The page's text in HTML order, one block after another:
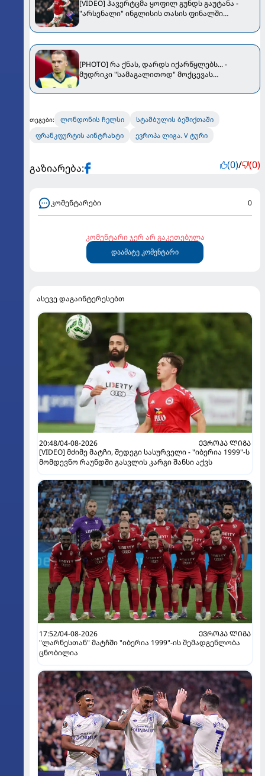
[VIDEO] ჰავერტცმა ყოფილ გუნდს გაუტანა -
"არსენალი" ინგლისის თასის ფინალში
[PHOTO] რა ქნას, დარდს იქარწყლებს... -
მუდრიკი "სამაგალითოდ" მოქცევას
თეგები: ლონდონის ჩელსი
სტამბულის ბეშიქთაში
ფრანკფურტის აინტრახტი
ევროპა ლიგა. V ტური
გაზიარება: (0)/ (0)
კომენტარები 0
კომენტარი ჯერ არ გაკეთებულა
დაამატე კომენტარი
ასევე დაგაინტერესებთ
20:48/04-08-2026
ᲔᲕᲠᲝᲞᲐ ᲚᲘᲒᲐ
[VIDEO] მძიმე მატჩი, შედეგი სასურველი - "იბერია 1999"-ს
მომდევნო რაუნდში გასვლის კარგი შანსი აქვს
17:52/04-08-2026
ᲔᲕᲠᲝᲞᲐ ᲚᲘᲒᲐ
"ლარნესთან" მატჩში "იბერია 1999"-ის შემადგენლობა
ცნობილია